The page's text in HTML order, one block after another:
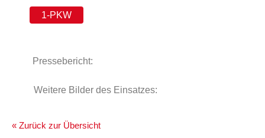
1-PKW
Pressebericht:
Weitere Bilder des Einsatzes:
« Zurück zur Übersicht